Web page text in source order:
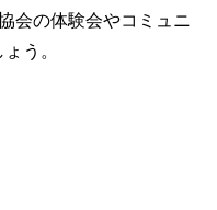
会の体験会やコミュニ
う。